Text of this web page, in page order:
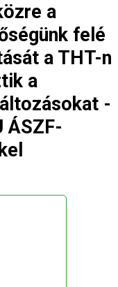
a
felé
a THT-n
a
-
ÁSZF-